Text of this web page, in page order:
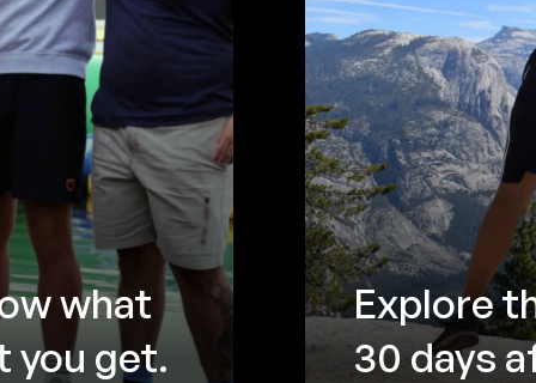
what
you get.
Explore
30 days